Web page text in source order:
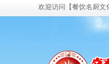
欢迎访问【餐饮名厨文